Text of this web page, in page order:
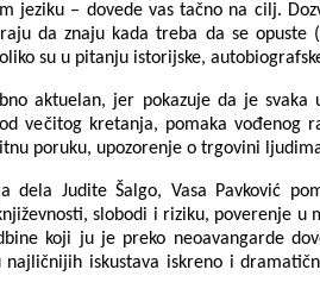
jeziku – dovede vas tačno na cilj.
da znaju kada treba da se opuste
su u pitanju istorijske,
aktuelan, jer pokazuje da je svaka
večitog kretanja, pomaka vođenog
poruku, upozorenje o trgovini
dela Judite Šalgo, Vasa Pavković
slobodi i riziku, poverenje u
koji ju je preko neoavangarde
najličnijih iskustava iskreno i